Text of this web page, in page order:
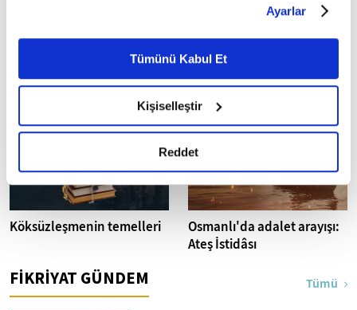
belirleyebilirsiniz. Çerezlere ilişkin detaylı bilgi için
Ayarlar butonuna tıklayabilir,Çerez Bilgilendirme
Metnimizi ziyaret edebilirsiniz.
6698 sayılı Kişisel Verilerin Korunması Kanunu uyarınca
okumak ve sitemizi ziyaretiniz kapsamında
gerçekleştirilen veri işleme faaliyetleri ile ilgili daha
detaylı bilgi almak için lütfentıklayınız.
Ayarlar
Tümünü Kabul Et
Kişiselleştir
Reddet
Köksüzleşmenin temelleri Köksüzleşmenin temelleri
Köksüzleşmenin temelleri
Osmanlı'da adalet arayışı:
Ateş İstidâsı
FİKRİYAT GÜNDEM Tümü